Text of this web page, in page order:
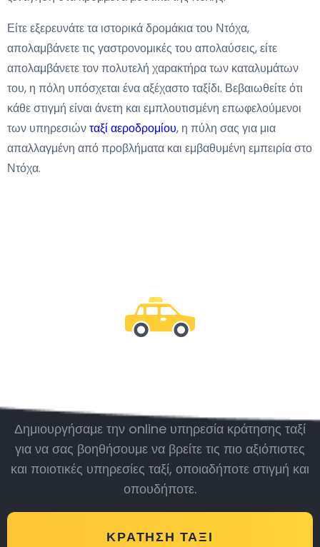
Είτε εξερευνάτε τα ιστορικά δρομάκια του Ντόχα,
απολαμβάνετε τις γαστρονομικές του απολαύσεις, είτε
απολαμβάνετε τον πολυτελή χαρακτήρα των καταλυμάτων
του, η πόλη υπόσχεται ένα αξέχαστο ταξίδι. Βεβαιωθείτε ότι
κάθε στιγμή είναι άνετη και εμπλουτισμένη επωφελούμενοι
των υπηρεσιώνταξί αεροδρομίου, η πύλη σας για μια
απαλλαγμένη από προβλήματα και εμβαθυμένη εμπειρία στο
Ντόχα.
Δημιουργήσαμε την online υπηρεσία κράτησης ταξί
για να σας βοηθήσουμε να βρείτε τις πιο αξιόπιστες
και ποιοτικές υπηρεσίες ταξί, οποιαδήποτε στιγμή και
οπουδήποτε.
ΚΡΆΤΗΣΗ ΤΑΞΊ